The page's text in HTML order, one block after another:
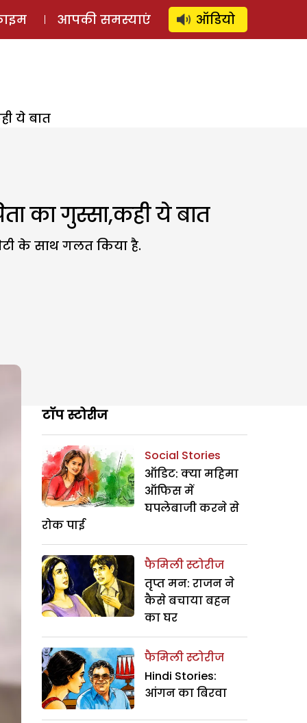
लॉग इन ⚲ SUBSCRIBE
आपकी समस्याएं ऑडियो
ये बात
का गुस्सा,कही ये बात
के साथ गलत किया है.
टॉप स्टोरीज
Social Stories
ऑडिट: क्या महिमा
ऑफिस में
घपलेबाजी करने से
रोक पाई
फैमिली स्टोरीज
तृप्त मन: राजन ने
कैसे बचाया बहन
का घर
फैमिली स्टोरीज
Hindi Stories:
आंगन का बिरवा